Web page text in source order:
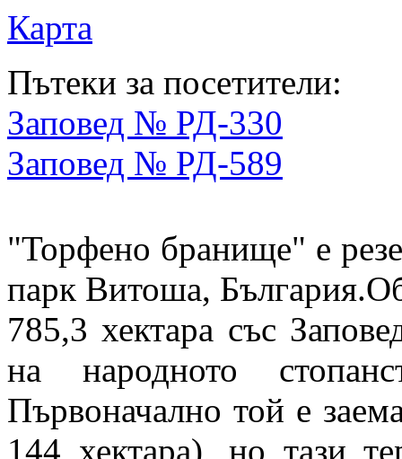
Карта
Пътеки за посетители:
Заповед № РД-330
Заповед № РД-589
"Торфено бранище" е
парк Витоша,
785,3 хектара със
на народното
Първоначално той е
144 хектара), но тази